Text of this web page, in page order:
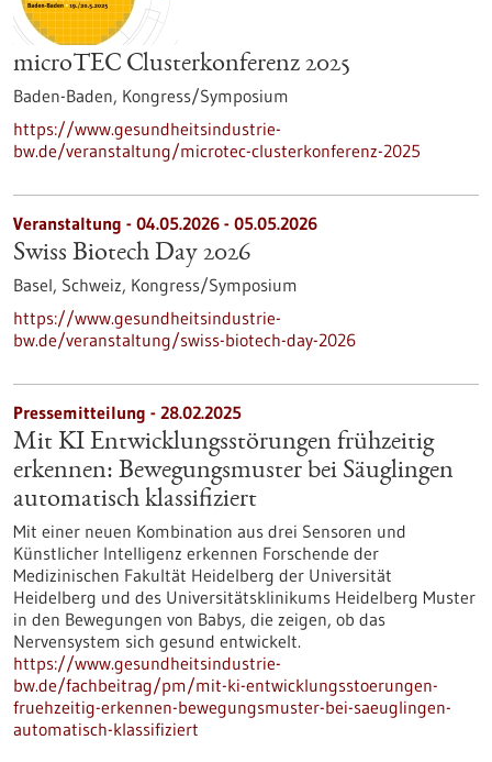
microTEC Clusterkonferenz 2025
Baden-Baden, Kongress/Symposium
https://www.gesundheitsindustrie-
bw.de/veranstaltung/microtec-clusterkonferenz-2025
Veranstaltung - 04.05.2026 - 05.05.2026
Swiss Biotech Day 2026
Basel, Schweiz, Kongress/Symposium
https://www.gesundheitsindustrie-
bw.de/veranstaltung/swiss-biotech-day-2026
Pressemitteilung - 28.02.2025
Mit KI Entwicklungsstörungen frühzeitig
erkennen: Bewegungsmuster bei Säuglingen
automatisch klassifiziert
Mit einer neuen Kombination aus drei Sensoren und
Künstlicher Intelligenz erkennen Forschende der
Medizinischen Fakultät Heidelberg der Universität
Heidelberg und des Universitätsklinikums Heidelberg Muster
in den Bewegungen von Babys, die zeigen, ob das
Nervensystem sich gesund entwickelt.
https://www.gesundheitsindustrie-
bw.de/fachbeitrag/pm/mit-ki-entwicklungsstoerungen-
fruehzeitig-erkennen-bewegungsmuster-bei-saeuglingen-
automatisch-klassifiziert